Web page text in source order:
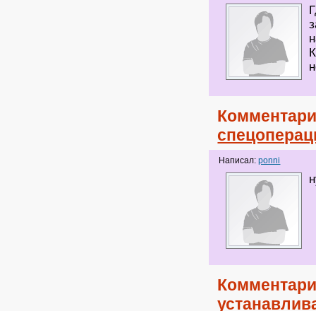
Написал:ponni